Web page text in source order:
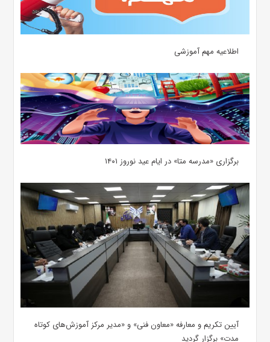
اطلاعیه مهم آموزشی
برگزاری «مدرسه متا» در ایام عید نوروز ۱۴۰۱
آیین تکریم و معارفه «معاون فنی» و «مدیر مرکز آموزش‌های کوتاه
مدت» برگزار گردید